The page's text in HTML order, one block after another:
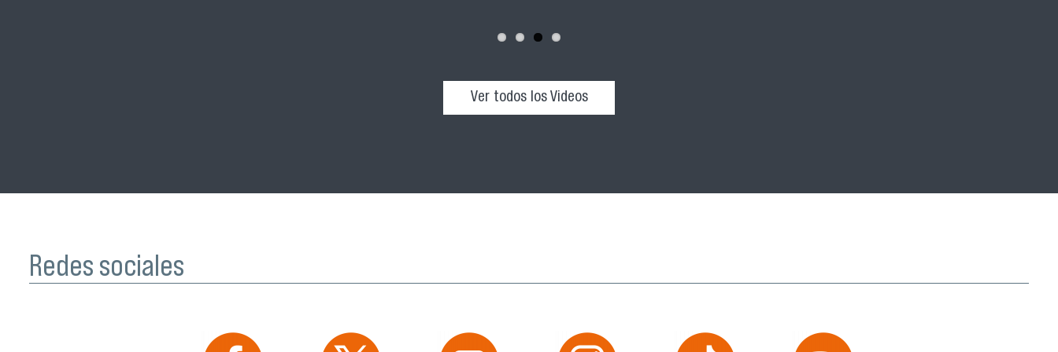
Ver todos los Videos
Redes sociales